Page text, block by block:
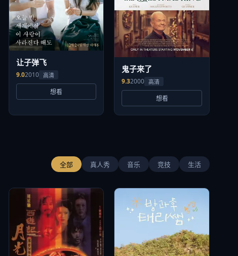
让子弹飞
9.02010 高清
想看
鬼子来了
9.32000 高清
想看
全部 真人秀 音乐 竞技 生活